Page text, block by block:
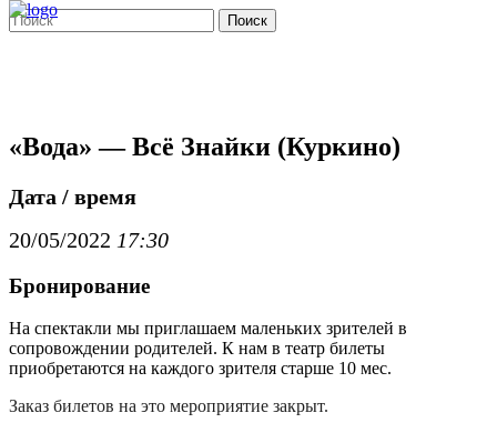
Поиск
«Вода» — Всё Знайки (Куркино)
Дата / время
20/05/2022 17:30
Бронирование
На спектакли мы приглашаем маленьких зрителей в
сопровождении родителей. К нам в театр билеты
приобретаются на каждого зрителя старше 10 мес.
Заказ билетов на это мероприятие закрыт.